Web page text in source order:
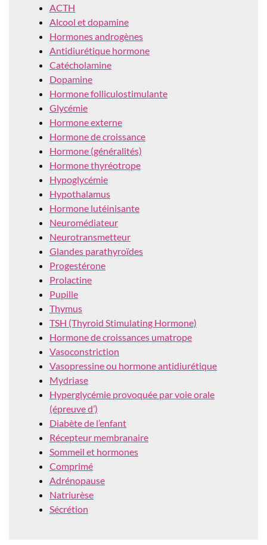
ACTH
Alcool et dopamine
Hormones androgènes
Antidiurétique hormone
Catécholamine
Dopamine
Hormone folliculostimulante
Glycémie
Hormone externe
Hormone de croissance
Hormone (généralités)
Hormone thyréotrope
Hypoglycémie
Hypothalamus
Hormone lutéinisante
Neuromédiateur
Neurotransmetteur
Glandes parathyroïdes
Progestérone
Prolactine
Pupille
Thymus
TSH (Thyroid Stimulating Hormone)
Hormone de croissances umatrope
Vasoconstriction
Vasopressine ou hormone antidiurétique
Mydriase
Hyperglycémie provoquée par voie orale
(épreuve d’)
Diabète de l’enfant
Récepteur membranaire
Sommeil et hormones
Comprimé
Adrénopause
Natriurèse
Sécrétion